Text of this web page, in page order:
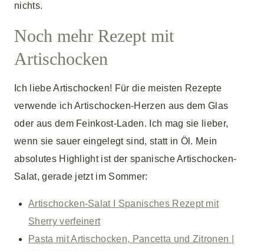
nichts.
Noch mehr Rezept mit
Artischocken
Ich liebe Artischocken! Für die meisten Rezepte
verwende ich Artischocken-Herzen aus dem Glas
oder aus dem Feinkost-Laden. Ich mag sie lieber,
wenn sie sauer eingelegt sind, statt in Öl. Mein
absolutes Highlight ist der spanische Artischocken-
Salat, gerade jetzt im Sommer:
Artischocken-Salat I Spanisches Rezept mit
Sherry verfeinert
Pasta mit Artischocken, Pancetta und Zitronen |